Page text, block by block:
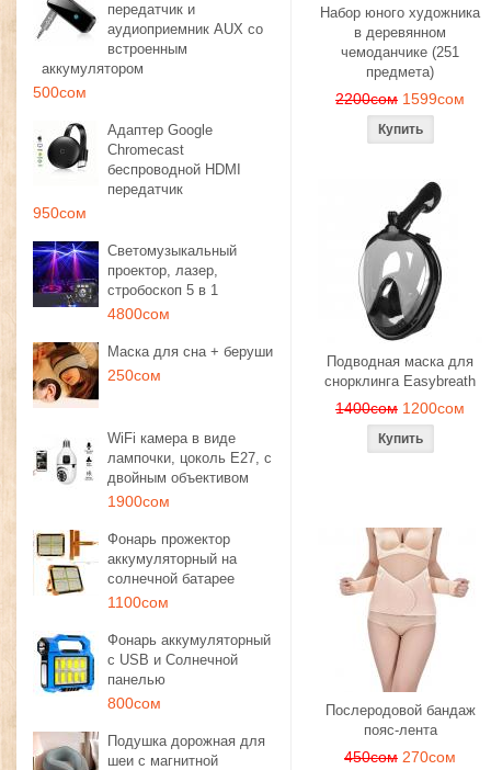
передатчик и
аудиоприемник AUX со
встроенным
аккумулятором
500сом
Адаптер Google
Chromecast
беспроводной HDMI
передатчик
950сом
Светомузыкальный
проектор, лазер,
стробоскоп 5 в 1
4800сом
Маска для сна + беруши
250сом
WiFi камера в виде
лампочки, цоколь E27, с
двойным объективом
1900сом
Фонарь прожектор
аккумуляторный на
солнечной батарее
1100сом
Фонарь аккумуляторный
с USB и Солнечной
панелью
800сом
Подушка дорожная для
шеи с магнитной
Набор юного художника
в деревянном
чемоданчике (251
предмета)
2200сом 1599сом
Подводная маска для
снорклинга Easybreath
1400сом 1200сом
Послеродовой бандаж
пояс-лента
450сом 270сом